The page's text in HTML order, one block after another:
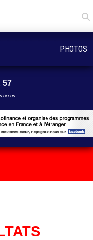
57
BLEUS
PHOTOS